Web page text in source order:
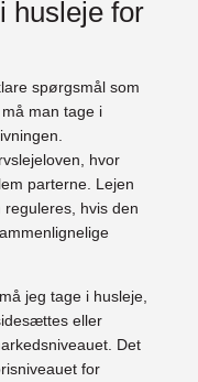
husleje for
spørgsmål som
man tage i
hvor
parterne. Lejen
hvis den
jeg tage i husleje,
eller
Det
for